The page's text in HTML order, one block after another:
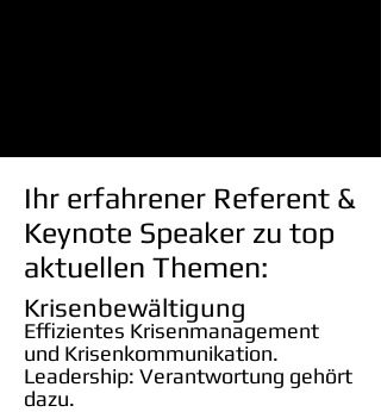
Ihr erfahrener Referent &
Keynote Speaker zu top
aktuellen Themen:
Krisenbewältigung
Effizientes Krisenmanagement
und Krisenkommunikation.
Leadership: Verantwortung gehört
dazu.